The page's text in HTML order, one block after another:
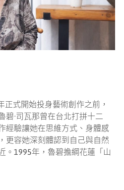
正式開始投身藝術創作之前，
碧·司瓦那曾在台北打拼十二
經驗讓她在思維方式、身體感
更容她深刻體認到自己與自然
。1995年，魯碧擔綱花蓮「山